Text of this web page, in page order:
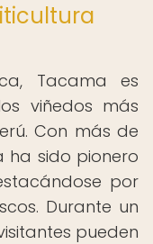
Tacama es
viñedos más
Con más de
ha sido pionero
por
Durante un
pueden